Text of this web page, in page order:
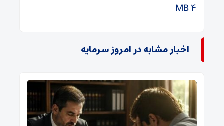
۴ MB
اخبار مشابه در امروز سرمایه